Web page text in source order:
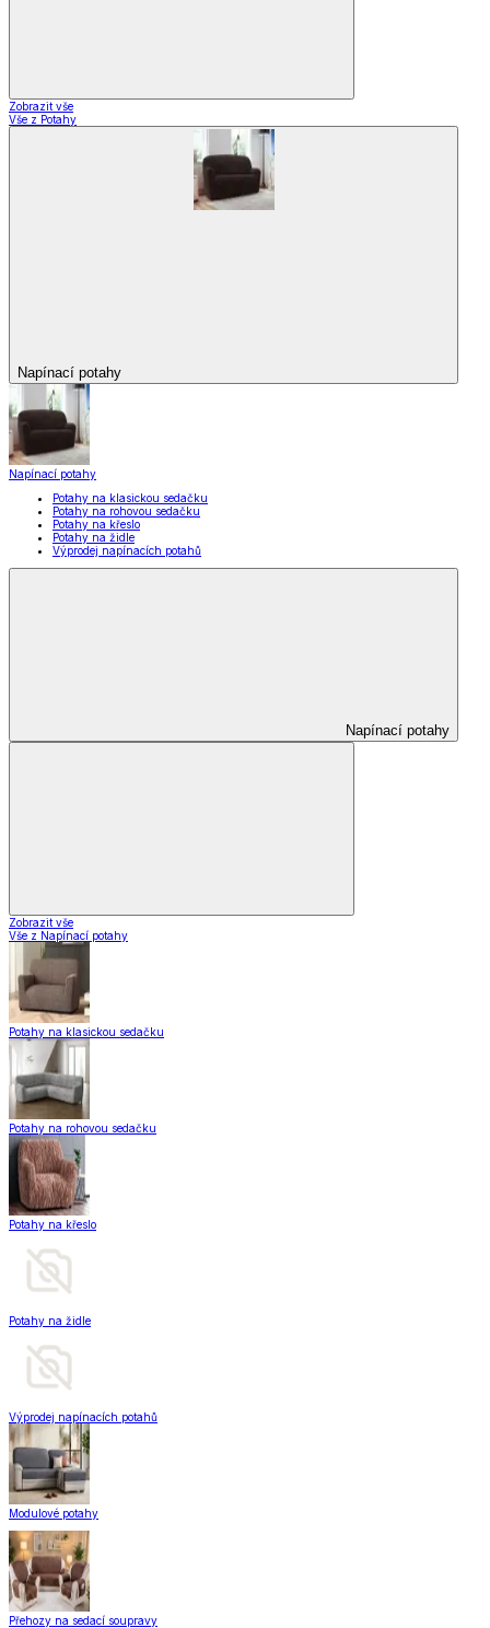
Zobrazit vše
Vše z Potahy
Napínací potahy
Napínací potahy
Potahy na klasickou sedačku
Potahy na rohovou sedačku
Potahy na křeslo
Potahy na židle
Výprodej napínacích potahů
Napínací potahy
Zobrazit vše
Vše z Napínací potahy
Potahy na klasickou sedačku
Potahy na rohovou sedačku
Potahy na křeslo
Potahy na židle
Výprodej napínacích potahů
Modulové potahy
Přehozy na sedací soupravy